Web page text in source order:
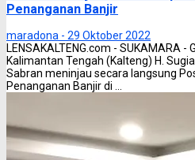
Penanganan Banjir
maradona - 29 Oktober 2022
LENSAKALTENG.com - SUKAMARA -
Kalimantan Tengah (Kalteng) H.
Sabran meninjau secara langsung
Penanganan Banjir di ...